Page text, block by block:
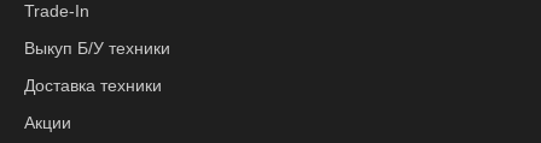
Trade-In
Выкуп Б/У техники
Доставка техники
Акции